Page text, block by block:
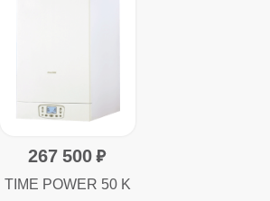
267 500
TIME POWER 50 K